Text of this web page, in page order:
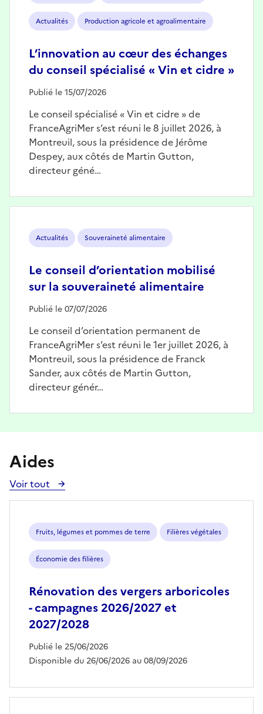
Actualités Production agricole et agroalimentaire
L’innovation au cœur des échanges
du conseil spécialisé « Vin et cidre »
Publié le 15/07/2026
Le conseil spécialisé « Vin et cidre » de
FranceAgriMer s’est réuni le 8 juillet 2026, à
Montreuil, sous la présidence de Jérôme
Despey, aux côtés de Martin Gutton,
directeur géné…
Actualités Souveraineté alimentaire
Le conseil d’orientation mobilisé
sur la souveraineté alimentaire
Publié le 07/07/2026
Le conseil d’orientation permanent de
FranceAgriMer s’est réuni le 1er juillet 2026, à
Montreuil, sous la présidence de Franck
Sander, aux côtés de Martin Gutton,
directeur génér…
Aides
Voir tout
Voir
toutes
aides
Fruits, légumes et pommes de terre Filières végétales
Économie des filières
Rénovation des vergers arboricoles
- campagnes 2026/2027 et
2027/2028
Publié le 25/06/2026
Disponible du 26/06/2026 au 08/09/2026